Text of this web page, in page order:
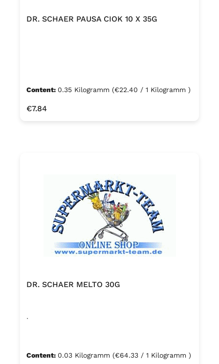
DR. SCHAER PAUSA CIOK 10 X 35G
Content: 0.35 Kilogramm (€22.40 / 1 Kilogramm )
Regular price:
€7.84
DR. SCHAER MELTO 30G
.
Content: 0.03 Kilogramm (€64.33 / 1 Kilogramm )